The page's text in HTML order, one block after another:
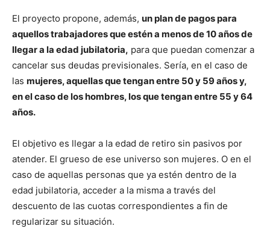
El proyecto propone, además, un plan de pagos para
aquellos trabajadores que estén a menos de 10 años de
llegar a la edad jubilatoria, para que puedan comenzar a
cancelar sus deudas previsionales. Sería, en el caso de
las mujeres, aquellas que tengan entre 50 y 59 años y,
en el caso de los hombres, los que tengan entre 55 y 64
años.
El objetivo es llegar a la edad de retiro sin pasivos por
atender. El grueso de ese universo son mujeres. O en el
caso de aquellas personas que ya estén dentro de la
edad jubilatoria, acceder a la misma a través del
descuento de las cuotas correspondientes a fin de
regularizar su situación.